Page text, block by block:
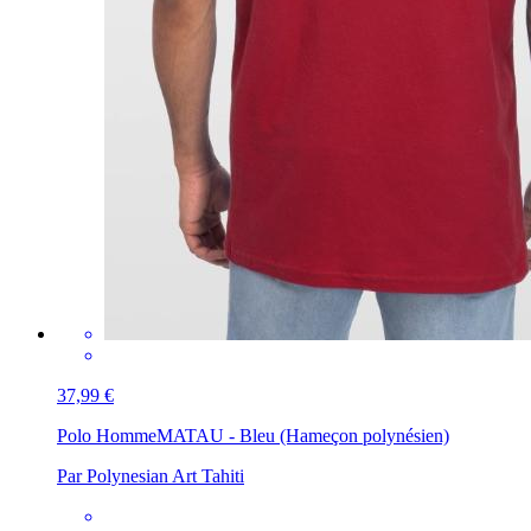
37,99 €
Polo HommeMATAU - Bleu (Hameçon polynésien)
Par Polynesian Art Tahiti